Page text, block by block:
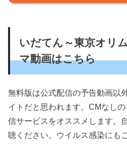
いだてん～東京オリ
マ動画はこちら
無料版は公式配信の予告動画以
イトだと思われます。CMなし
信サービスをオススメします。
聴ください。ウイルス感染にも